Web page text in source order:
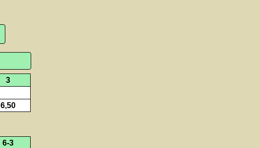
3
6,50
6-3